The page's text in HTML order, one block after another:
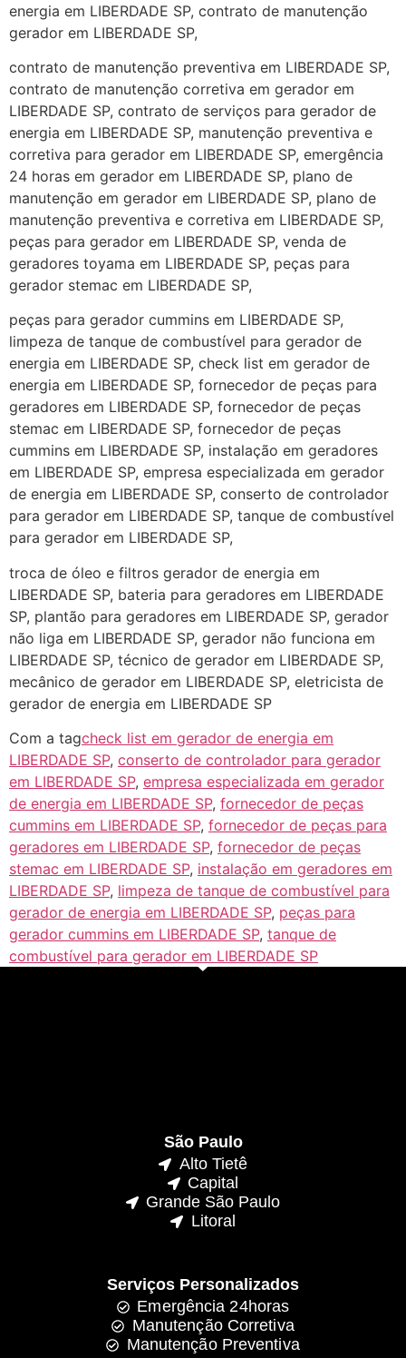
energia em LIBERDADE SP, contrato de manutenção
gerador em LIBERDADE SP,
contrato de manutenção preventiva em LIBERDADE SP,
contrato de manutenção corretiva em gerador em
LIBERDADE SP, contrato de serviços para gerador de
energia em LIBERDADE SP, manutenção preventiva e
corretiva para gerador em LIBERDADE SP, emergência
24 horas em gerador em LIBERDADE SP, plano de
manutenção em gerador em LIBERDADE SP, plano de
manutenção preventiva e corretiva em LIBERDADE SP,
peças para gerador em LIBERDADE SP, venda de
geradores toyama em LIBERDADE SP, peças para
gerador stemac em LIBERDADE SP,
peças para gerador cummins em LIBERDADE SP,
limpeza de tanque de combustível para gerador de
energia em LIBERDADE SP, check list em gerador de
energia em LIBERDADE SP, fornecedor de peças para
geradores em LIBERDADE SP, fornecedor de peças
stemac em LIBERDADE SP, fornecedor de peças
cummins em LIBERDADE SP, instalação em geradores
em LIBERDADE SP, empresa especializada em gerador
de energia em LIBERDADE SP, conserto de controlador
para gerador em LIBERDADE SP, tanque de combustível
para gerador em LIBERDADE SP,
troca de óleo e filtros gerador de energia em
LIBERDADE SP, bateria para geradores em LIBERDADE
SP, plantão para geradores em LIBERDADE SP, gerador
não liga em LIBERDADE SP, gerador não funciona em
LIBERDADE SP, técnico de gerador em LIBERDADE SP,
mecânico de gerador em LIBERDADE SP, eletricista de
gerador de energia em LIBERDADE SP
Com a tagcheck list em gerador de energia em
LIBERDADE SP, conserto de controlador para gerador
em LIBERDADE SP, empresa especializada em gerador
de energia em LIBERDADE SP, fornecedor de peças
cummins em LIBERDADE SP, fornecedor de peças para
geradores em LIBERDADE SP, fornecedor de peças
stemac em LIBERDADE SP, instalação em geradores em
LIBERDADE SP, limpeza de tanque de combustível para
gerador de energia em LIBERDADE SP, peças para
gerador cummins em LIBERDADE SP, tanque de
combustível para gerador em LIBERDADE SP
São Paulo
Alto Tietê
Capital
Grande São Paulo
Litoral
Serviços Personalizados
Emergência 24horas
Manutenção Corretiva
Manutenção Preventiva